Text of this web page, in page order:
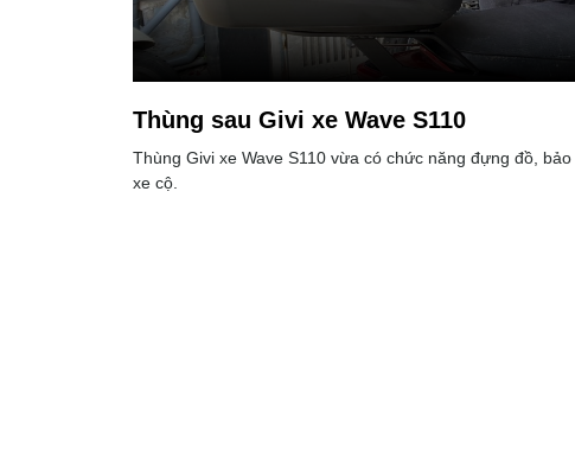
Thùng sau Givi xe Wave S110
Thùng Givi xe Wave S110 vừa có chức năng đựng đồ,
xe cộ.